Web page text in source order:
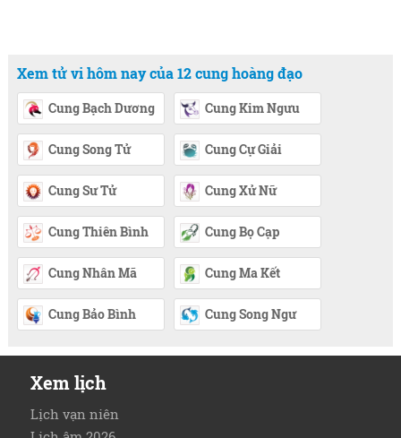
Xem tử vi hôm nay của 12 cung hoàng đạo
Cung Bạch Dương Cung Kim Ngưu
Cung Song Tử Cung Cự Giải
Cung Sư Tử Cung Xử Nữ
Cung Thiên Bình Cung Bọ Cạp
Cung Nhân Mã Cung Ma Kết
Cung Bảo Bình Cung Song Ngư
Xem lịch
Lịch vạn niên